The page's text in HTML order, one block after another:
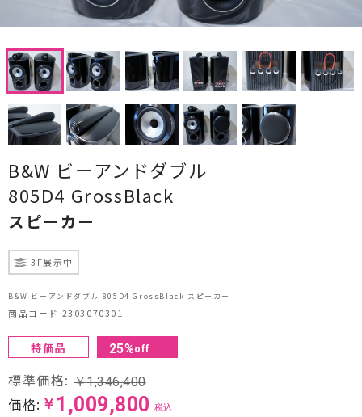
ネットワークプレーヤー・D/Aコンバーター
レコードプレーヤー
スピーカー
オーディオアクセサリー
ヘッドフォン・イヤホン
オーディオその他
ＴＶ・レコーダー・プレーヤー
プロジェクター・スクリーン
サウンドバー・アンプ内蔵型スピーカー
B&W ビーアンドダブル
805D4 GrossBlack
スピーカー
3F展示中
B&W ビーアンドダブル 805D4 GrossBlack スピーカー
商品コード 2303070301
特価品 25%off
標準価格: ￥1,346,400
価格: ￥ 1,009,800 税込